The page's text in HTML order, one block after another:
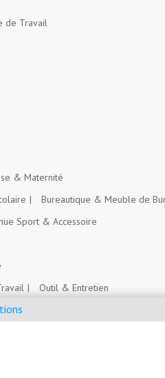
de Travail
& Maternité
Bureautique & Meuble de
Sport & Accessoire
Outil & Entretien